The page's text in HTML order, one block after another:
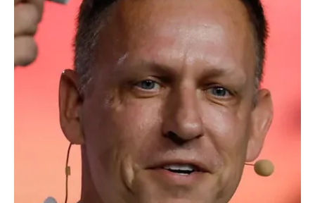
Une famille de Ploudalmézeau (29) a été séquestrée. Des
malfaiteurs, intéressés par le père, expert en cryptomonnaies, ont
extorquer son portefeuille numérique. Lundi matin, dans un pavillon
de Ploudalmézeau (Finistère), trois adultes et deux enfants ont été
pris en otage par des hommes armés à leur domicile. Vers 9
heures, deux individus encagoulés ont fait irruption dans un
lotissement de cette commune située au nord de Brest. La famille
victime comprenait une mère, ses deu